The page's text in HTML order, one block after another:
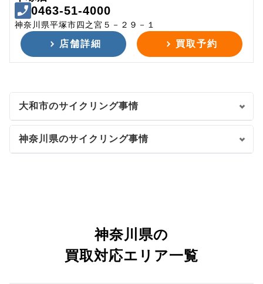
0463-51-4000
神奈川県平塚市四之宮５－２９－１
店舗詳細 買取予約
大和市のサイクリング事情
神奈川県のサイクリング事情
神奈川県の
買取対応エリア一覧